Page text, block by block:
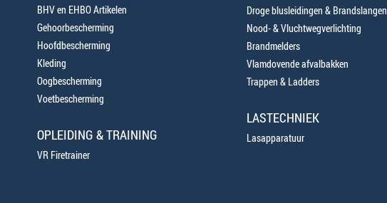
BHV en EHBO Artikelen
Gehoorbescherming
Hoofdbescherming
Kleding
Oogbescherming
Voetbescherming
OPLEIDING & TRAINING
VR Firetrainer
Droge blusleidingen & Brandslangen
Nood- & Vluchtwegverlichting
Brandmelders
Vlamdovende afvalbakken
Trappen & Ladders
LASTECHNIEK
Lasapparatuur